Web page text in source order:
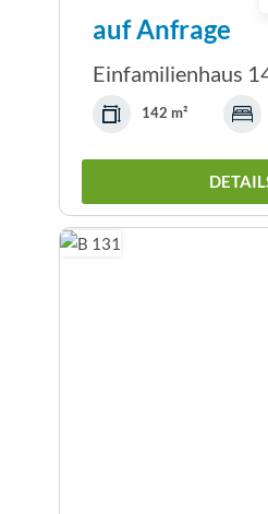
auf Anfrage
Einfamilienhaus
142 m²